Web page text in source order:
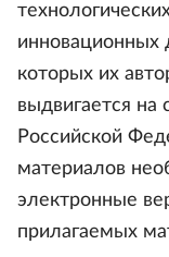
инновационных
которых их
выдвигается на
Российской
материалов
электронные
прилагаемых